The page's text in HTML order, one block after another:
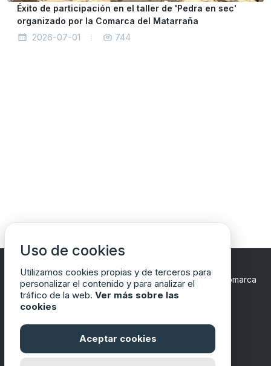
Éxito de participación en el taller de 'Pedra en sec'
organizado por la Comarca del Matarraña
2026-07-01
744
Copyrights © 2024 Todos los Derechos Reservados
Comarca
del Matarraña/Matarranya
Financiado por
Uso de cookies
Utilizamos cookies propias y de terceros para
personalizar el contenido y para analizar el
tráfico de la web. Ver más sobre las
cookies
Aceptar cookies